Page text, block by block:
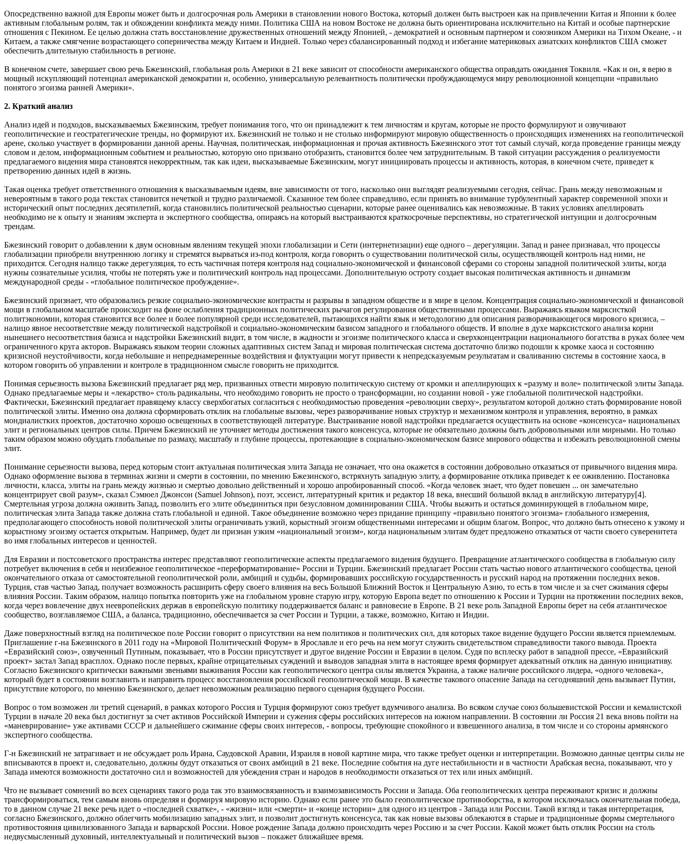
Опосредственно важной для Европы может быть и долгосрочная роль Америки в становлении нового Востока, который должен быть выстроен как на привлечении Китая и Японии к более
активным глобальным ролям, так и обхождении конфликта между ними. Политика США на новом Востоке не должна быть ориентирована исключительно на Китай и особые партнерские
отношения с Пекином. Ее целью должна стать восстановление дружественных отношений между Японией, - демократией и основным партнером и союзником Америки на Тихом Океане, - и
Китаем, а также смягчение возрастающего соперничества между Китаем и Индией. Только через сбалансированный подход и избегание материковых азиатских конфликтов США сможет
обеспечить длительную стабильность в регионе.
В конечном счете, завершает свою речь Бжезинский, глобальная роль Америки в 21 веке зависит от способности американского общества оправдать ожидания Токвиля. «Как и он, я верю в
мощный искупляющий потенциал американской демократии и, особенно, универсальную релевантность политически пробуждающемуся миру революционной концепции «правильно
понятого эгоизма ранней Америки».
2. Краткий анализ
Анализ идей и подходов, высказываемых Бжезинским, требует понимания того, что он принадлежит к тем личностям и кругам, которые не просто формулируют и озвучивают
геополитические и геостратегические тренды, но формируют их. Бжезинский не только и не столько информируют мировую общественность о происходящих изменениях на геополитической
арене, сколько участвует в формировании данной арены. Научная, политическая, информационная и прочая активность Бжезинского этот тот самый случай, когда проведение границы между
словом и делом, информационным событием и реальностью, которую оно призвано отобразить, становится более чем затруднительным. В такой ситуации рассуждения о реализуемости
предлагаемого видения мира становятся некорректным, так как идеи, высказываемые Бжезинским, могут инициировать процессы и активность, которая, в конечном счете, приведет к
претворению данных идей в жизнь.
Такая оценка требует ответственного отношения к высказываемым идеям, вне зависимости от того, насколько они выглядят реализуемыми сегодня, сейчас. Грань между невозможным и
невероятным в такого рода текстах становится нечеткой и трудно различаемой. Сказанное тем более справедливо, если принять во внимание турбулентный характер современной эпохи и
исторический опыт последних десятилетий, когда становились политической реальностью сценарии, которые ранее оценивались как невозможные. В таких условиях апеллировать
необходимо не к опыту и знаниям эксперта и экспертного сообщества, опираясь на который выстраиваются краткосрочные перспективы, но стратегической интуиции и долгосрочным
трендам.
Бжезинский говорит о добавлении к двум основным явлениям текущей эпохи глобализации и Сети (интернетизации) еще одного – дерегуляции. Запад и ранее признавал, что процессы
глобализации приобрели внутреннюю логику и стремятся вырваться из-под контроля, когда говорить о существовании политической силы, осуществляющей контроль над ними, не
приходится. Сегодня налицо также дерегуляция, то есть частичная потеря контроля над социально-экономической и финансовой сферами со стороны западной политической элиты, когда
нужны сознательные усилия, чтобы не потерять уже и политический контроль над процессами. Дополнительную остроту создает высокая политическая активность и динамизм
международной среды - «глобальное политическое пробуждение».
Бжезинский признает, что образовались резкие социально-экономические контрасты и разрывы в западном обществе и в мире в целом. Концентрация социально-экономической и финансовой
мощи в глобальном масштабе происходит на фоне ослабления традиционных политических рычагов регулирования общественными процессами. Выражаясь языком марксисткой
политэкономии, которая становится все более и более популярной среди исследователей, пытающихся найти язык и методологию для описания разворачивающегося мирового кризиса, –
налицо явное несоответствие между политической надстройкой и социально-экономическим базисом западного и глобального обществ. И вполне в духе марксистского анализа корни
нынешнего несоответствия базиса и надстройки Бжезинский видит, в том числе, в жадности и эгоизме политического класса и сверхконцентрации национального богатства в руках более чем
ограниченного круга акторов. Выражаясь языком теории сложных адаптивных систем Запад и мировая политическая система достаточно близко подошли к кромке хаоса и состоянию
кризисной неустойчивости, когда небольшие и непреднамеренные воздействия и флуктуации могут привести к непредсказуемым результатам и сваливанию системы в состояние хаоса, в
котором говорить об управлении и контроле в традиционном смысле говорить не приходится.
Понимая серьезность вызова Бжезинский предлагает ряд мер, призванных отвести мировую политическую систему от кромки и апеллирующих к «разуму и воле» политической элиты Запада.
Однако предлагаемые меры и «лекарство» столь радикальны, что необходимо говорить не просто о трансформации, но создании новой - уже глобальной политической надстройки.
Фактически, Бжезинский предлагает правящему классу сверхбогатых согласиться с необходимостью проведения «революции сверху», результатом которой должно стать формирование новой
политической элиты. Именно она должна сформировать отклик на глобальные вызовы, через разворачивание новых структур и механизмом контроля и управления, вероятно, в рамках
мондиалистких проектов, достаточно хорошо освещенных в соответствующей литературе. Выстраивание новой надстройки предлагается осуществить на основе «консенсуса» национальных
элит и региональных центров силы. Причем Бжезинский не уточняет методы достижения такого консенсуса, которые не обязательно должны быть добровольными или мирными. Но только
таким образом можно обуздать глобальные по размаху, масштабу и глубине процессы, протекающие в социально-экономическом базисе мирового общества и избежать революционной смены
элит.
Понимание серьезности вызова, перед которым стоит актуальная политическая элита Запада не означает, что она окажется в состоянии добровольно отказаться от привычного видения мира.
Однако оформление вызова в терминах жизни и смерти в состоянии, по мнению Бжезинского, встряхнуть западную элиту, а формирование отклика приведет к ее оживлению. Постановка
личности, класса, элиты на грань между жизнью и смертью довольно действенный и хорошо апробированный способ. «Когда человек знает, что будет повешен ... он замечательно
концентрирует свой разум», сказал Сэмюел Джонсон (Samuel Johnson), поэт, эссеист, литературный критик и редактор 18 века, внесший большой вклад в английскую литературу[4].
Смертельная угроза должна оживить Запад, позволить его элите объединиться при безусловном доминировании США. Чтобы выжить и остаться доминирующей в глобальном мире,
политическая элита Запада также должна стать глобальной и единой. Такое объединение возможно через придание принципу «правильно понятого эгоизма» глобального измерения,
предполагающего способность новой политической элиты ограничивать узкий, корыстный эгоизм общественными интересами и общим благом. Вопрос, что должно быть отнесено к узкому и
корыстному эгоизму остается открытым. Например, будет ли признан узким «национальный эгоизм», когда национальным элитам будет предложено отказаться от части своего суверенитета
во имя глобальных интересов и ценностей.
Для Евразии и постсоветского пространства интерес представляют геополитические аспекты предлагаемого видения будущего. Превращение атлантического сообщества в глобальную силу
потребует включения в себя и неизбежное геополитическое «переформатирование» России и Турции. Бжезинский предлагает России стать частью нового атлантического сообщества, ценой
окончательного отказа от самостоятельной геополитической роли, амбиций и судьбы, формировавших российскую государственность и русский народ на протяжении последних веков.
Турция, став частью Запад, получает возможность расширить сферу своего влияния на весь Большой Ближний Восток и Центральную Азию, то есть в том числе и за счет сжимания сферы
влияния России. Таким образом, налицо попытка повторить уже на глобальном уровне старую игру, которую Европа ведет по отношению к России и Турции на протяжении последних веков,
когда через вовлечение двух неевропейских держав в европейскую политику поддерживается баланс и равновесие в Европе. В 21 веке роль Западной Европы берет на себя атлантическое
сообщество, возглавляемое США, а баланса, традиционно, обеспечивается за счет России и Турции, а также, возможно, Китаю и Индии.
Даже поверхностный взгляд на политическое поле России говорит о присутствии на нем политиков и политических сил, для которых такое видение будущего России является приемлемым.
Приглашение г-на Бжезинского в 2011 году на «Мировой Политический Форум» в Ярославле и его речь на нем могут служить свидетельством справедливости такого вывода. Проекта
«Евразийский союз», озвученный Путиным, показывает, что в России присутствует и другое видение России и Евразии в целом. Судя по всплеску работ в западной прессе, «Евразийский
проект» застал Запад врасплох. Однако после первых, крайне отрицательных суждений и выводов западная элита в настоящее время формирует адекватный отклик на данную инициативу.
Согласно Бжезинского критически важными звеньями выживания России как геополитического центра силы является Украина, а также наличие российского лидера, «одного человека»,
который будет в состоянии возглавить и направить процесс восстановления российской геополитической мощи. В качестве такового опасение Запада на сегодняшний день вызывает Путин,
присутствие которого, по мнению Бжезинского, делает невозможным реализацию первого сценария будущего России.
Вопрос о том возможен ли третий сценарий, в рамках которого Россия и Турция формируют союз требует вдумчивого анализа. Во всяком случае союз большевистской России и кемалистской
Турции в начале 20 века был достигнут за счет активов Российской Империи и сужения сферы российских интересов на южном направлении. В состоянии ли Россия 21 века вновь пойти на
«маневрирование» уже активами СССР и дальнейшего сжимание сферы своих интересов, - вопросы, требующие спокойного и взвешенного анализа, в том числе и со стороны армянского
экспертного сообщества.
Г-н Бжезинский не затрагивает и не обсуждает роль Ирана, Саудовской Аравии, Израиля в новой картине мира, что также требует оценки и интерпретации. Возможно данные центры силы не
вписываются в проект и, следовательно, должны будут отказаться от своих амбиций в 21 веке. Последние события на дуге нестабильности и в частности Арабская весна, показывают, что у
Запада имеются возможности достаточно сил и возможностей для убеждения стран и народов в необходимости отказаться от тех или иных амбиций.
Что не вызывает сомнений во всех сценариях такого рода так это взаимосвязанность и взаимозависимость России и Запада. Оба геополитических центра переживают кризис и должны
трансформироваться, тем самым вновь определяя и формируя мировую историю. Однако если ранее это было геополитическое противоборства, в котором исключалась окончательная победа,
то в данном случае 21 веке речь идет о «последней схватке», - «жизни» или «смерти» и «конце истории» для одного из центров - Запада или России. Такой взгляд и такая интерпретация,
согласно Бжезинского, должно облегчить мобилизацию западных элит, и позволит достигнуть консенсуса, так как новые вызовы облекаются в старые и традиционные формы смертельного
противостояния цивилизованного Запада и варварской России. Новое рождение Запада должно происходить через Россию и за счет России. Какой может быть отклик России на столь
недвусмысленный духовный, интеллектуальный и политический вызов – покажет ближайшее время.